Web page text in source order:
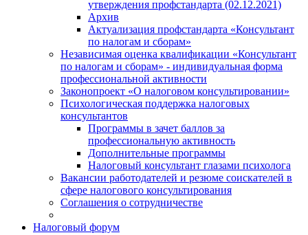
утверждения профстандарта (02.12.2021)
Архив
Актуализация профстандарта «Консультант
по налогам и сборам»
Независимая оценка квалификации «Консультант
по налогам и сборам» - индивидуальная форма
профессиональной активности
Законопроект «О налоговом консультировании»
Психологическая поддержка налоговых
консультантов
Программы в зачет баллов за
профессиональную активность
Дополнительные программы
Налоговый консультант глазами психолога
Вакансии работодателей и резюме соискателей в
сфере налогового консультирования
Соглашения о сотрудничестве
Налоговый форум